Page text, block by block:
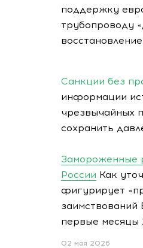
поддержку
трубопроводу
Санкции без
информации
чрезвычайных
сохранить
Замороженные
России Как
фигурирует
первые месяцы
02 мая 2026